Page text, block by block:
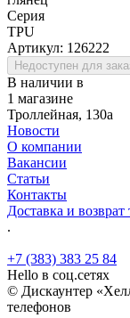
Серия
TPU
Артикул: 126222
Недоступен для
В наличии в
1 магазине
Троллейная, 130а
Новости
О компании
Вакансии
Статьи
Контакты
Доставка и возврат
.
+7 (383) 383 25 84
Hello в соц.сетях
© Дискаунтер
телефонов